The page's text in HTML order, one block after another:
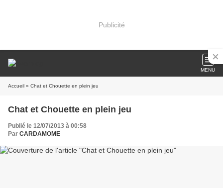
Publicité
MENU
Accueil » Chat et Chouette en plein jeu
Chat et Chouette en plein jeu
Publié le 12/07/2013 à 00:58
Par CARDAMOME